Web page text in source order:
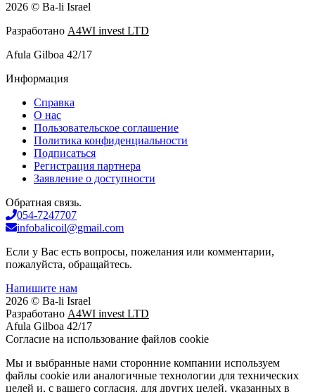
2026 © Ba-li Israel
Разработано A4WI invest LTD
Afula Gilboa 42/17
Информация
Справка
О нас
Пользовательское соглашение
Политика конфиденциальности
Подписаться
Регистрация партнера
Заявление о доступности
Обратная связь.
054-7247707
infobalicoil@gmail.com
Если у Вас есть вопросы, пожелания или комментарии,
пожалуйста, обращайтесь.
Напишите нам
2026 © Ba-li Israel
Разработано A4WI invest LTD
Afula Gilboa 42/17
Cогласие на использование файлов cookie
Мы и выбранные нами сторонние компании используем
файлы cookie или аналогичные технологии для технических
целей и, с вашего согласия, для других целей, указанных в